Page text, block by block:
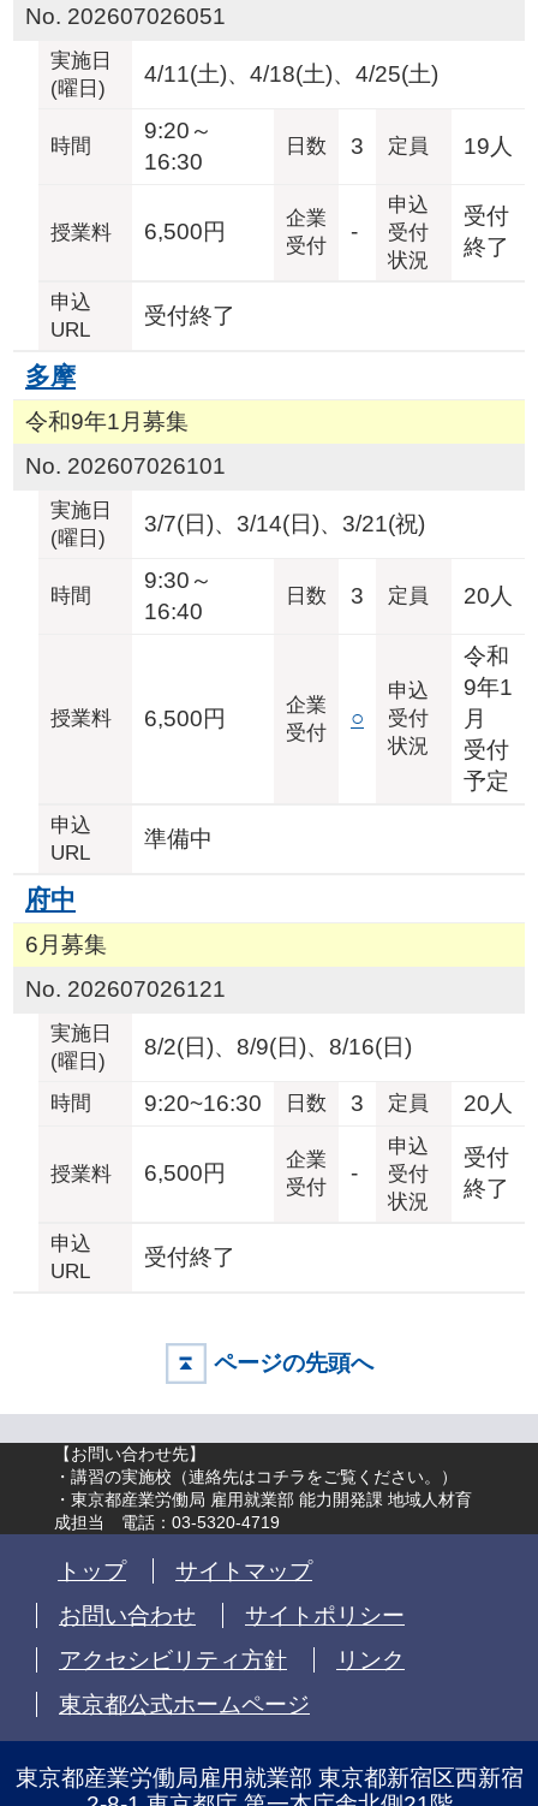
No. 202607026051
実施日
(曜日)
4/11(土)、4/18(土)、4/25(土)
時間
9:20～
16:30
日数 3 定員 19人
授業料 6,500円
企業
受付
-
申込
受付
状況
受付
終了
申込
URL
受付終了
多摩
令和9年1月募集
No. 202607026101
実施日
(曜日)
3/7(日)、3/14(日)、3/21(祝)
時間
9:30～
16:40
日数 3 定員 20人
授業料 6,500円
企業
受付
○
申込
受付
状況
令和
9年1
月
受付
予定
申込
URL
準備中
府中
6月募集
No. 202607026121
実施日
(曜日)
8/2(日)、8/9(日)、8/16(日)
時間 9:20~16:30 日数 3 定員 20人
授業料 6,500円
企業
受付
-
申込
受付
状況
受付
終了
申込
URL
受付終了
ページの先頭へ
【お問い合わせ先】
・講習の実施校（連絡先はコチラをご覧ください。
）
・東京都産業労働局 雇用就業部 能力開発課 地域人材育
成担当 電話：03-5320-4719
トップ
サイトマップ
お問い合わせ
サイトポリシー
アクセシビリティ方針
リンク
東京都公式ホームページ
東京都産業労働局雇用就業部 東京都新宿区西新宿